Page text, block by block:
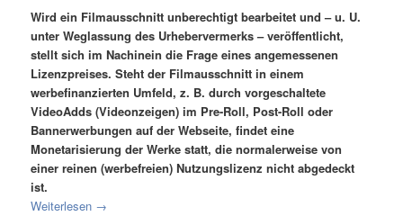
Wird ein Filmausschnitt unberechtigt bearbeitet und – u. U.
unter Weglassung des Urhebervermerks – veröffentlicht,
stellt sich im Nachinein die Frage eines angemessenen
Lizenzpreises. Steht der Filmausschnitt in einem
werbefinanzierten Umfeld, z. B. durch vorgeschaltete
VideoAdds (Videonzeigen) im Pre-Roll, Post-Roll oder
Bannerwerbungen auf der Webseite, findet eine
Monetarisierung der Werke statt, die normalerweise von
einer reinen (werbefreien) Nutzungslizenz nicht abgedeckt
ist.
Weiterlesen →